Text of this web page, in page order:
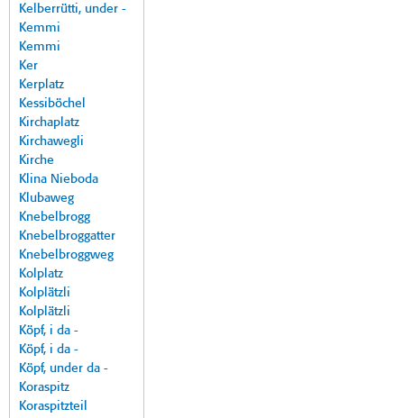
Kelberrütti, under -
Kemmi
Kemmi
Ker
Kerplatz
Kessiböchel
Kirchaplatz
Kirchawegli
Kirche
Klina Nieboda
Klubaweg
Knebelbrogg
Knebelbroggatter
Knebelbroggweg
Kolplatz
Kolplätzli
Kolplätzli
Köpf, i da -
Köpf, i da -
Köpf, under da -
Koraspitz
Koraspitzteil